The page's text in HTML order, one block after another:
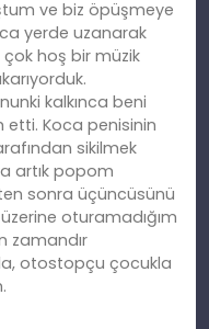
ve biz öpüşmeye
yerde uzanarak
hoş bir müzik
kalkınca beni
etti. Koca penisinin
sikilmek
artık popom
sonra üçüncüsünü
oturamadığım
zamandır
otostopçu çocukla